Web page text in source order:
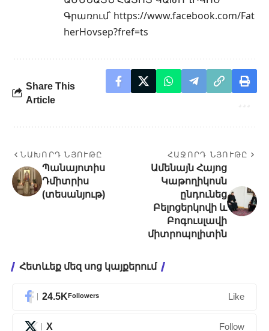
Գրառում՝ https://www.facebook.com/Fat
herHovsep?fref=ts
Share This
Article
ՆԱԽՈՐԴ ՆՅՈՒԹԸ
Պանայոտիս
Դմիտրիս
(տեսանյութ)
ՀԱՋՈՐԴ ՆՅՈՒԹԸ
Ամենայն Հայոց
Կաթողիկոսն
ընդունեց
Բելոցերկովի և
Բոգուսլավի
միտրոպոլիտին
Հետևեք մեզ սոց կայքերում
24.5KFollowers Like
X Follow